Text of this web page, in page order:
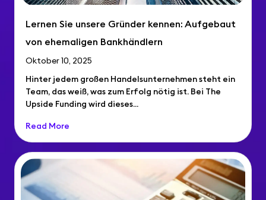
Lernen Sie unsere Gründer kennen: Aufgebaut
von ehemaligen Bankhändlern
Oktober 10, 2025
Hinter jedem großen Handelsunternehmen steht ein
Team, das weiß, was zum Erfolg nötig ist. Bei The
Upside Funding wird dieses...
Read More